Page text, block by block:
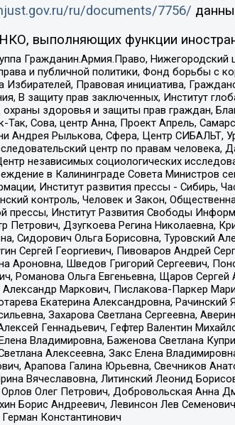
ru/documents/7756/
выполняющих функции
Гражданин.Армия.Право,
и публичной политики, Фонд борьбы с
Избирателей, Правовая инициатива,
В защиту прав заключенных, Институт
охраны здоровья и защиты прав граждан,
Так, Сова, центр Анна, Проект Апрель,
Андрея Рылькова, Сфера, Центр СИБАЛЬТ,
центр по правам человека,
независимых социологических
в Калининграде Совета Министров
Институт развития прессы - Сибирь,
контроль, Человек и Закон,
прессы, Институт Развития Свободы
Петрович, Дзугкоева Регина Николаевна,
Сидорович Ольга Борисовна, Туровский
Сергей Георгиевич, Пивоваров Андрей
Ароновна, Шведов Григорий Сергеевич,
Романова Ольга Евгеньевна, Щаров
Александр Маркович, Пислакова-Паркер
Екатерина Александровна,
Захарова Светлана Сергеевна,
Геннадьевич, Гефтер Валентин
Владимировна, Баженова Светлана
Алексеевна, Закс Елена
Арапова Галина Юрьевна, Свечников
Вячеславовна, Литинский Леонид
Олег Петрович, Добровольская Анна
Борис Андреевич, Левинсон Лев
Константинович